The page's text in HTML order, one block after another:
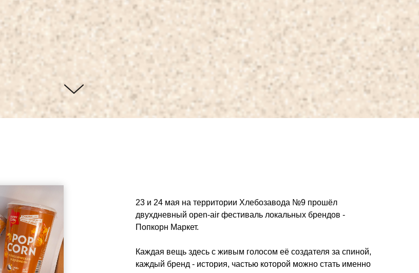
23 и 24 мая на территории Хлебозавода №9 прошёл
двухдневный open-air фестиваль локальных брендов -
Попкорн Маркет.
Каждая вещь здесь с живым голосом её создателя за спиной,
каждый бренд - история, частью которой можно стать именно